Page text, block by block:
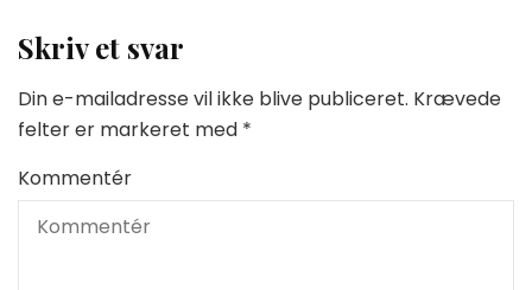
Skriv et svar
Din e-mailadresse vil ikke blive publiceret. Krævede
felter er markeret med *
Kommentér